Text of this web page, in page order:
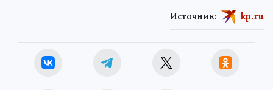
Источник: kp.ru